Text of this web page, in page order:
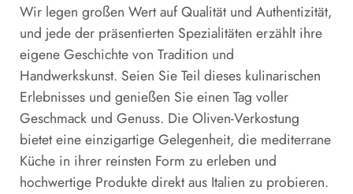
Wir legen großen Wert auf Qualität und Authentizität,
und jede der präsentierten Spezialitäten erzählt ihre
eigene Geschichte von Tradition und
Handwerkskunst. Seien Sie Teil dieses kulinarischen
Erlebnisses und genießen Sie einen Tag voller
Geschmack und Genuss. Die Oliven-Verkostung
bietet eine einzigartige Gelegenheit, die mediterrane
Küche in ihrer reinsten Form zu erleben und
hochwertige Produkte direkt aus Italien zu probieren.